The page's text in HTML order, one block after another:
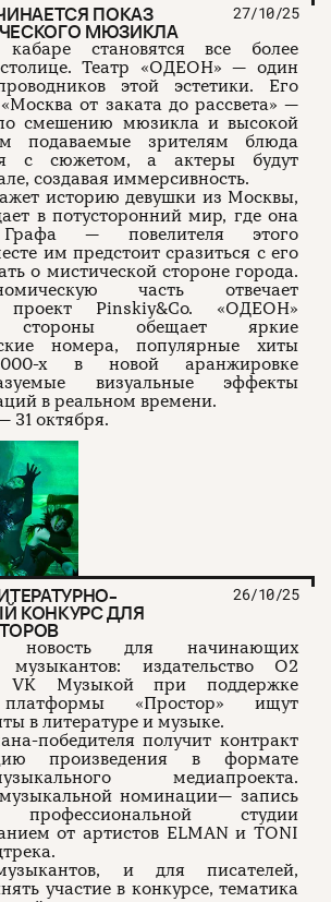
ПОКАЗ
МЮЗИКЛА
27/10/25
кабаре становятся все более
Театр «ОДЕОН» — один
этой эстетики. Его
от заката до рассвета» —
смешению мюзикла и высокой
подаваемые зрителям блюда
с сюжетом, а актеры будут
создавая иммерсивность.
историю девушки из Москвы,
в потусторонний мир, где она
Графа — повелителя этого
им предстоит сразиться с его
о мистической стороне города.
часть отвечает
проект Pinskiy&Co. «ОДЕОН»
обещает яркие
номера, популярные хиты
х в новой аранжировке
визуальные эффекты
в реальном времени.
31 октября.
КОНКУРС ДЛЯ
26/10/25
новость для начинающих
издательство О2
VK Музыкой при поддержке
платформы «Простор» ищут
в литературе и музыке.
победителя получит контракт
произведения в формате
музыкального медиапроекта.
номинации— запись
студии
от артистов ELMAN и TONI
и для писателей,
участие в конкурсе, тематика